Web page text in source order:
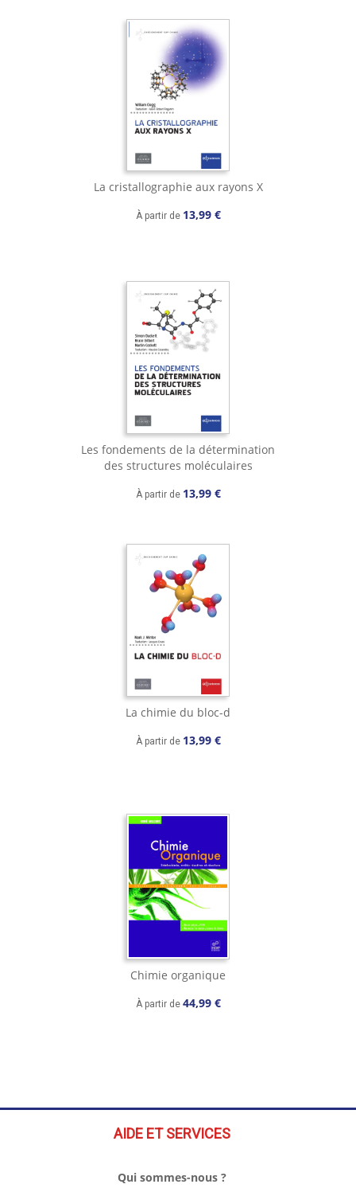
La cristallographie aux rayons X
À partir de 13,99 €
Les fondements de la détermination
des structures moléculaires
À partir de 13,99 €
La chimie du bloc-d
À partir de 13,99 €
Chimie organique
À partir de 44,99 €
AIDE ET SERVICES
Qui sommes-nous ?